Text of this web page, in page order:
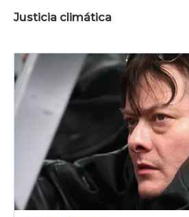
Justicia climática